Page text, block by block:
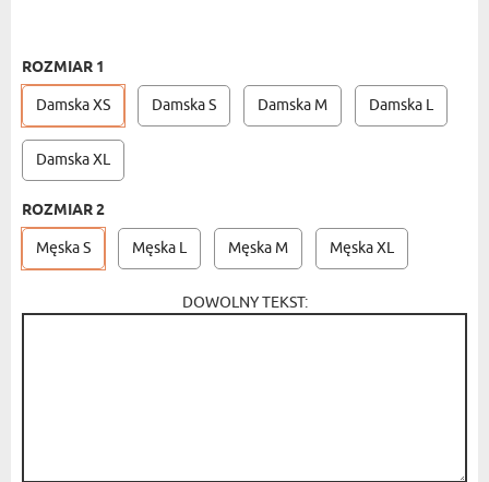
ROZMIAR 1
Damska XS Damska S Damska M Damska L
Damska XL
ROZMIAR 2
Męska S Męska L Męska M Męska XL
DOWOLNY TEKST: